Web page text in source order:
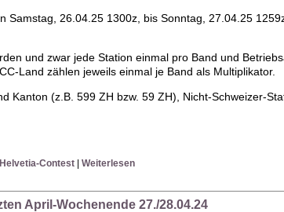
Samstag, 26.04.25 1300z, bis Sonntag, 27.04.25
und zwar jede Station einmal pro Band und
Land zählen jeweils einmal je Band als Multiplikator.
Kanton (z.B. 599 ZH bzw. 59 ZH), Nicht-Schweizer-
Helvetia-Contest |Weiterlesen
April-Wochenende 27./28.04.24